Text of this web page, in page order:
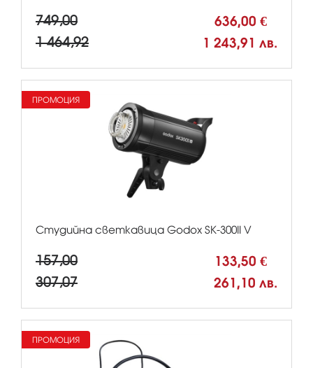
749,00 636,00 €
1 464,92 1 243,91 лв.
Студийна светкавица Godox SK-300II V
157,00 133,50 €
307,07 261,10 лв.
ПРОМОЦИЯ
ПРОМОЦИЯ